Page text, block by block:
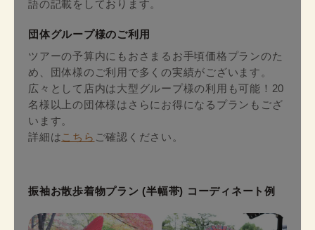
語の記載をしております。
団体グループ様のご利用
ツアーの予算内にもおさまるお手頃価格プランのた
め、団体様のご利用で多くの実績がございます。
広々として店内は大型グループ様の利用も可能！20
名様以上の団体様はさらにお得になるプランもござ
います。
詳細はこちら ご確認ください。
振袖お散歩着物プラン (半幅帯) コーディネート例